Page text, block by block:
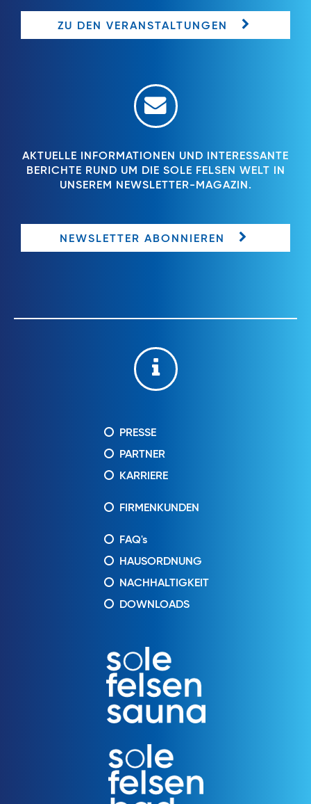
ZU DEN VERANSTALTUNGEN
AKTUELLE INFORMATIONEN UND INTERESSANTE
BERICHTE RUND UM DIE SOLE FELSEN WELT IN
UNSEREM NEWSLETTER-MAGAZIN.
NEWSLETTER ABONNIEREN
PRESSE
PARTNER
KARRIERE
FIRMENKUNDEN
FAQ's
HAUSORDNUNG
NACHHALTIGKEIT
DOWNLOADS